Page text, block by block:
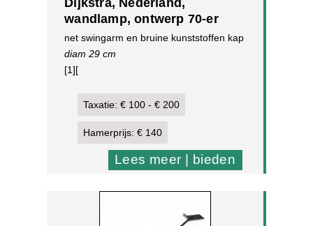
wandlamp, ontwerp 70-er
jaren,
net swingarm en bruine kunststoffen kap
diam 29 cm
[1][
Taxatie: € 100 - € 200
Hamerprijs: € 140
Lees meer | bieden